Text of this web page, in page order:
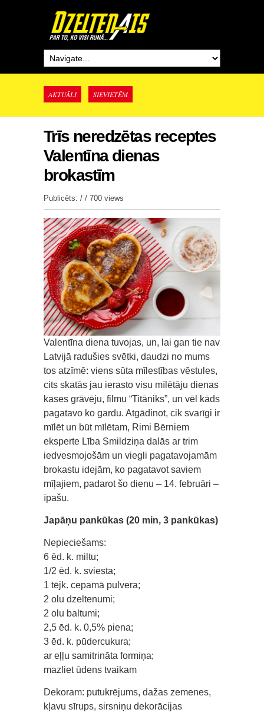
AKTUĀLI SIEVIETĒM
Trīs neredzētas receptes
Valentīna dienas
brokastīm
Publicēts: / / 700 views
Valentīna diena tuvojas, un, lai gan tie nav
Latvijā radušies svētki, daudzi no mums
tos atzīmē: viens sūta mīlestības vēstules,
cits skatās jau ierasto visu mīlētāju dienas
kases grāvēju, filmu “Titāniks”, un vēl kāds
pagatavo ko gardu. Atgādinot, cik svarīgi ir
mīlēt un būt mīlētam, Rimi Bērniem
eksperte Lība Smildziņa dalās ar trim
iedvesmojošām un viegli pagatavojamām
brokastu idejām, ko pagatavot saviem
mīļajiem, padarot šo dienu – 14. februāri –
īpašu.
Japāņu pankūkas (20 min, 3 pankūkas)
Nepieciešams:
6 ēd. k. miltu;
1/2 ēd. k. sviesta;
1 tējk. cepamā pulvera;
2 olu dzeltenumi;
2 olu baltumi;
2,5 ēd. k. 0,5% piena;
3 ēd. k. pūdercukura;
ar eļļu samitrināta formiņa;
mazliet ūdens tvaikam
Dekoram: putukrējums, dažas zemenes,
kļavu sīrups, sirsniņu dekorācijas